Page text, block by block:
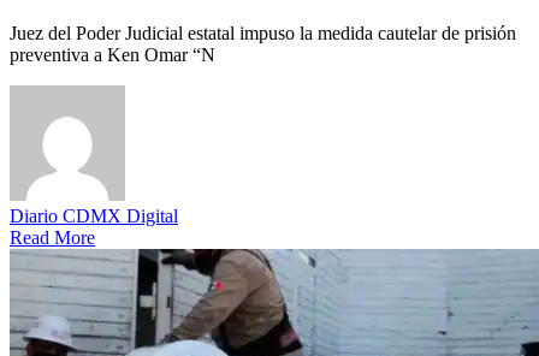
Juez del Poder Judicial estatal impuso la medida cautelar de prisión
preventiva a Ken Omar “N
Diario CDMX Digital
Read More